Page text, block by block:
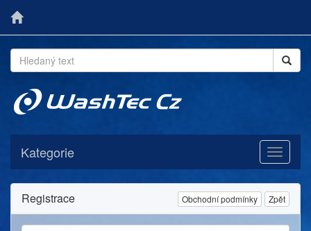
Toggle
Kategorie
Registrace Obchodní podmínky Zpět